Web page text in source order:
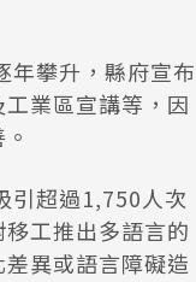
年攀升，縣府宣布
業區宣講等，因
引超過1,750人次
工推出多語言的
異或語言障礙造